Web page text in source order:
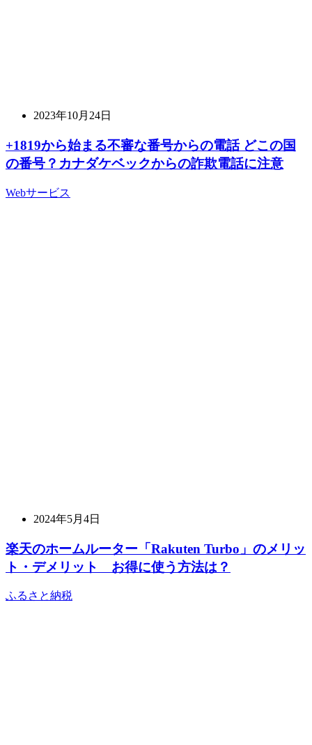
2023年10月24日
+1819から始まる不審な番号からの電話 どこの国
の番号？カナダケベックからの詐欺電話に注意
Webサービス
2024年5月4日
楽天のホームルーター「Rakuten Turbo」のメリッ
ト・デメリット お得に使う方法は？
ふるさと納税